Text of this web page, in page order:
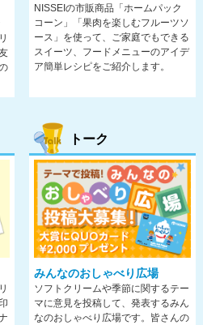
NISSEIの市販商品「ホームパック
コーン」「果肉を楽しむフルーツソ
ース」を使って、ご家庭でもできる
スイーツ、フードメニューのアイデ
ア簡単レシピをご紹介します。
トーク
みんなのおしゃべり広場
ソフトクリームや季節に関するテー
マに意見を投稿して、発表するみん
なのおしゃべり広場です。皆さんの